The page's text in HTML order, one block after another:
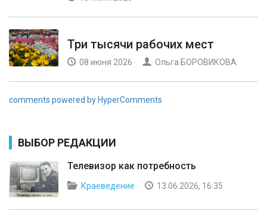
Три тысячи рабочих мест
08 июня 2026 Ольга БОРОВИКОВА
comments powered by HyperComments
ВЫБОР РЕДАКЦИИ
Телевизор как потребность
Краеведение 13.06.2026, 16:35